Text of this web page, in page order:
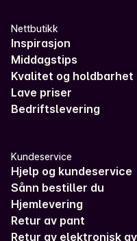
Nettbutikk
Inspirasjon
Middagstips
Kvalitet og holdbarhet
Lave priser
Bedriftslevering
Kundeservice
Hjelp og kundeservice
Sånn bestiller du
Hjemlevering
Retur av pant
Retur av elektronisk